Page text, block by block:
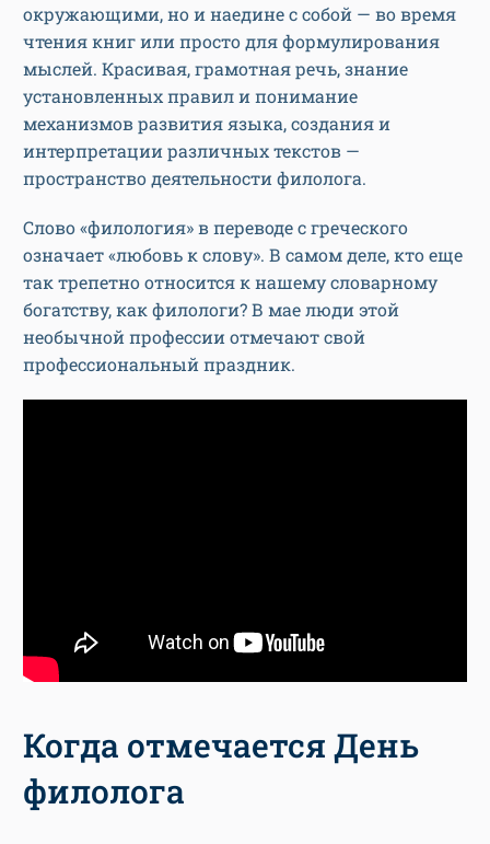
окружающими, но и наедине с собой — во время
чтения книг или просто для формулирования
мыслей. Красивая, грамотная речь, знание
установленных правил и понимание
механизмов развития языка, создания и
интерпретации различных текстов —
пространство деятельности филолога.
Слово «филология» в переводе с греческого
означает «любовь к слову». В самом деле, кто еще
так трепетно относится к нашему словарному
богатству, как филологи? В мае люди этой
необычной профессии отмечают свой
профессиональный праздник.
Когда отмечается День
филолога